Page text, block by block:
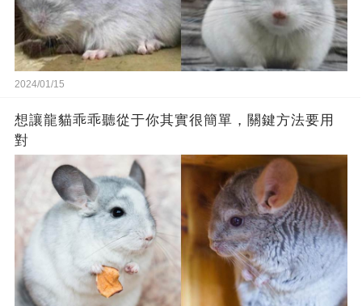
2024/01/15
想讓龍貓乖乖聽從于你其實很簡單，關鍵方法要用
對